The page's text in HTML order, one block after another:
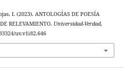
I. (2023). ANTOLOGÍAS DE POESÍA
RELEVAMIENTO. Universidad-Verdad,
uv.v1i82.646